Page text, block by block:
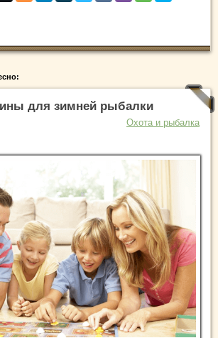
для зимней рыбалки
Охота и рыбалка